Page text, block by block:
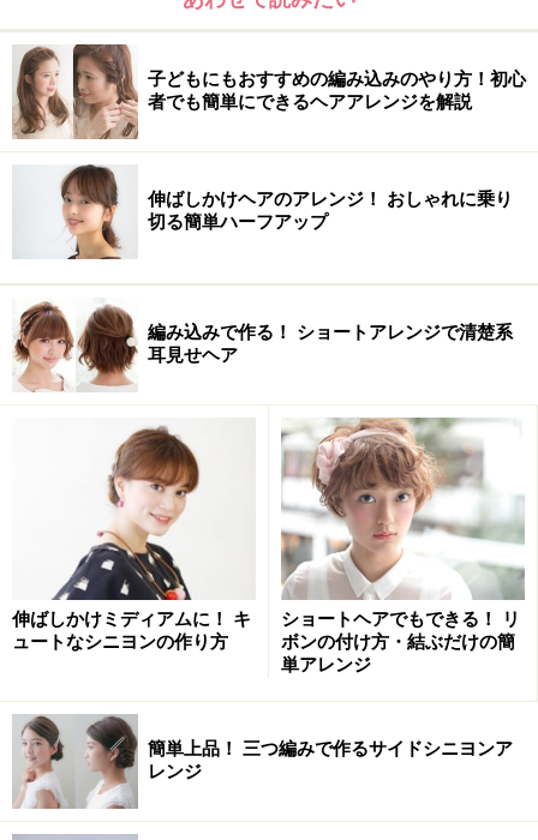
子どもにもおすすめの編み込みのやり方！初心
者でも簡単にできるヘアアレンジを解説
伸ばしかけヘアのアレンジ！ おしゃれに乗り
切る簡単ハーフアップ
編み込みで作る！ ショートアレンジで清楚系
耳見せヘア
伸ばしかけミディアムに！ キ
ュートなシニヨンの作り方
ショートヘアでもできる！ リ
ボンの付け方・結ぶだけの簡
単アレンジ
簡単上品！ 三つ編みで作るサイドシニヨンア
レンジ